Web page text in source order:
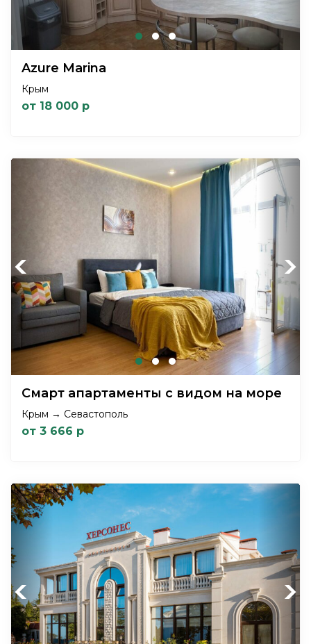
Azure Marina
Крым
от 18 000 р
Previous Next
Смарт апартаменты с видом на море
Крым → Севастополь
от 3 666 р
Previous Next